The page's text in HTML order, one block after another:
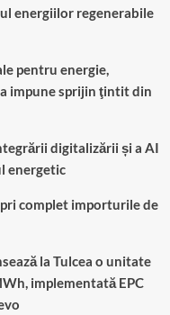
energiilor regenerabile
pentru energie,
impune sprijin ţintit din
digitalizării și a AI
energetic
complet importurile de
la Tulcea o unitate
implementată EPC